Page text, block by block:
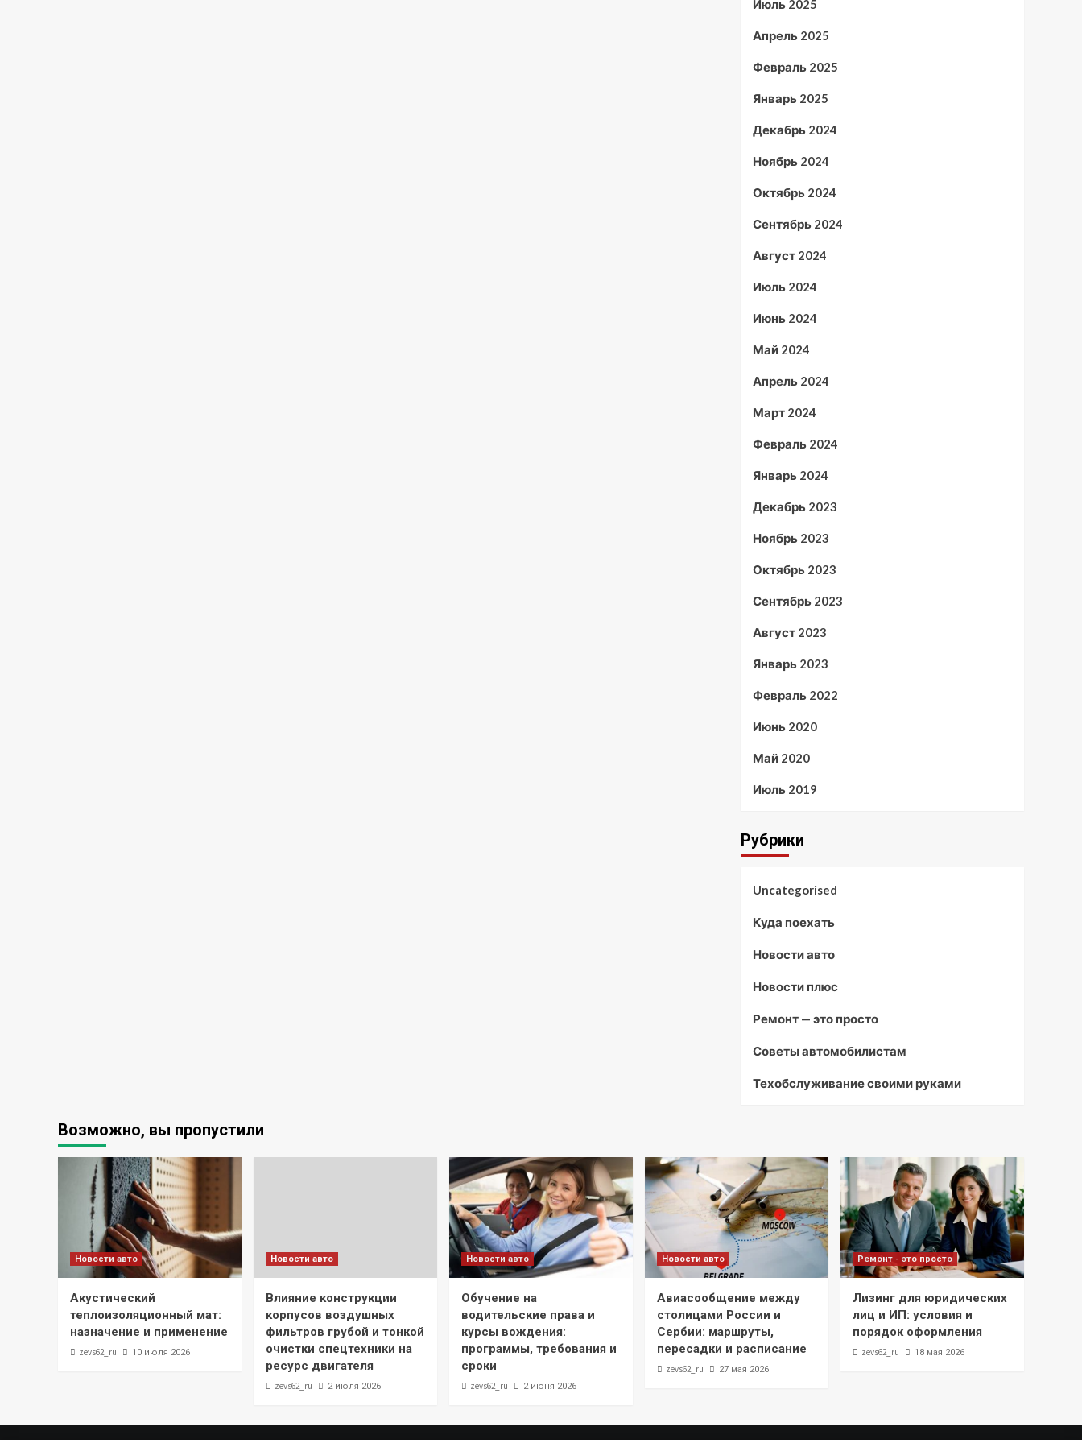
Июль 2025
Апрель 2025
Февраль 2025
Январь 2025
Декабрь 2024
Ноябрь 2024
Октябрь 2024
Сентябрь 2024
Август 2024
Июль 2024
Июнь 2024
Май 2024
Апрель 2024
Март 2024
Февраль 2024
Январь 2024
Декабрь 2023
Ноябрь 2023
Октябрь 2023
Сентябрь 2023
Август 2023
Январь 2023
Февраль 2022
Июнь 2020
Май 2020
Июль 2019
Рубрики
Uncategorised
Куда поехать
Новости авто
Новости плюс
Ремонт — это просто
Советы автомобилистам
Техобслуживание своими руками
Возможно, вы пропустили
Новости авто
Акустический
теплоизоляционный мат:
назначение и применение
zevs62_ru 10 июля 2026
Новости авто
Влияние конструкции
корпусов воздушных
фильтров грубой и тонкой
очистки спецтехники на
ресурс двигателя
zevs62_ru 2 июля 2026
Новости авто
Обучение на
водительские права и
курсы вождения:
программы, требования и
сроки
zevs62_ru 2 июня 2026
Новости авто
Авиасообщение между
столицами России и
Сербии: маршруты,
пересадки и расписание
zevs62_ru 27 мая 2026
Ремонт - это просто
Лизинг для юридических
лиц и ИП: условия и
порядок оформления
zevs62_ru 18 мая 2026